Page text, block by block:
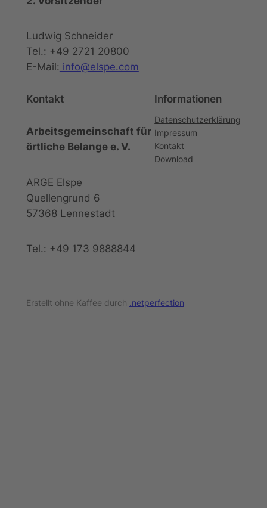
Ludwig Schneider
Tel.: +49 2721 20800
E-Mail: info@elspe.com
Kontakt
Arbeitsgemeinschaft für
örtliche Belange e. V.
ARGE Elspe
Quellengrund 6
57368 Lennestadt
Tel.: +49 173 9888844
Informationen
Datenschutzerklärung
Impressum
Kontakt
Download
Erstellt ohne Kaffee durch .netperfection